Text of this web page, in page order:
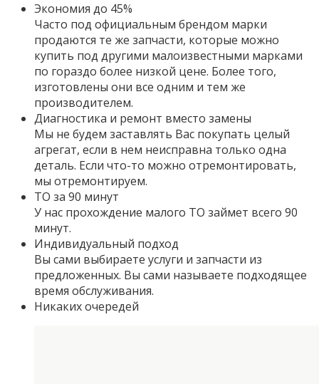
Экономия до 45%
Часто под официальным брендом марки
продаются те же запчасти, которые можно
купить под другими малоизвестными марками
по гораздо более низкой цене. Более того,
изготовлены они все одним и тем же
производителем.
Диагностика и ремонт вместо замены
Мы не будем заставлять Вас покупать целый
агрегат, если в нем неисправна только одна
деталь. Если что-то можно отремонтировать,
мы отремонтируем.
ТО за 90 минут
У нас прохождение малого ТО займет всего 90
минут.
Индивидуальный подход
Вы сами выбираете услуги и запчасти из
предложенных. Вы сами называете подходящее
время обслуживания.
Никаких очередей